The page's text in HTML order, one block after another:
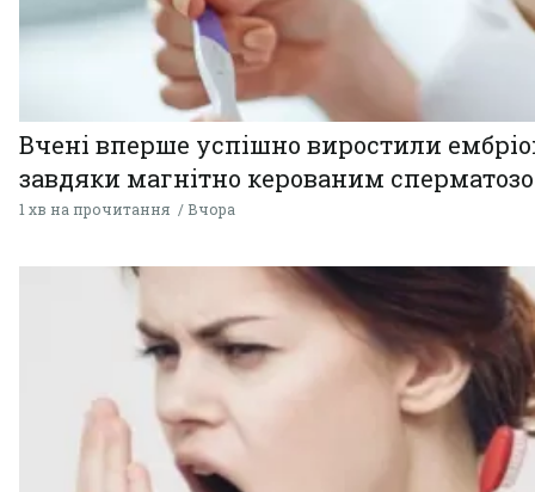
Вчені вперше успішно виростили
завдяки магнітно керованим
1 хв на прочитання Вчора